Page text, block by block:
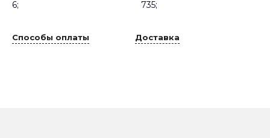
6;
735;
Способы оплаты Доставка